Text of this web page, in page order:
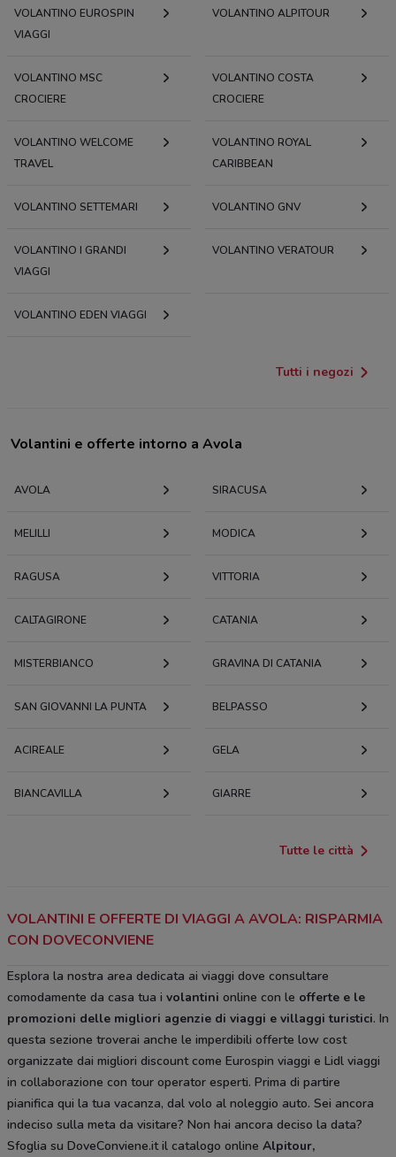
VOLANTINO EUROSPIN
VIAGGI
VOLANTINO ALPITOUR
VOLANTINO MSC
CROCIERE
VOLANTINO COSTA
CROCIERE
VOLANTINO WELCOME
TRAVEL
VOLANTINO ROYAL
CARIBBEAN
VOLANTINO SETTEMARI VOLANTINO GNV
VOLANTINO I GRANDI
VIAGGI
VOLANTINO VERATOUR
VOLANTINO EDEN VIAGGI
Tutti i negozi
Volantini e offerte intorno a Avola
AVOLA SIRACUSA
MELILLI MODICA
RAGUSA VITTORIA
CALTAGIRONE CATANIA
MISTERBIANCO GRAVINA DI CATANIA
SAN GIOVANNI LA PUNTA BELPASSO
ACIREALE GELA
BIANCAVILLA GIARRE
Tutte le città
VOLANTINI E OFFERTE DI VIAGGI A AVOLA: RISPARMIA
CON DOVECONVIENE
Esplora la nostra area dedicata ai viaggi dove consultare
comodamente da casa tua i volantini online con le offerte e le
promozioni delle migliori agenzie di viaggi e villaggi turistici. In
questa sezione troverai anche le imperdibili offerte low cost
organizzate dai migliori discount come Eurospin viaggi e Lidl viaggi
in collaborazione con tour operator esperti. Prima di partire
pianifica qui la tua vacanza, dal volo al noleggio auto. Sei ancora
indeciso sulla meta da visitare? Non hai ancora deciso la data?
Sfoglia su DoveConviene.it il catalogo online Alpitour,